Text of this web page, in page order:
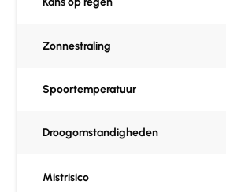
Zonnestraling
Spoortemperatuur
Droogomstandigheden
Mistrisico